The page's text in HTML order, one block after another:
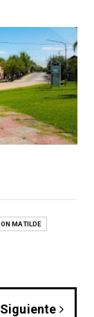
MATILDE
Siguiente